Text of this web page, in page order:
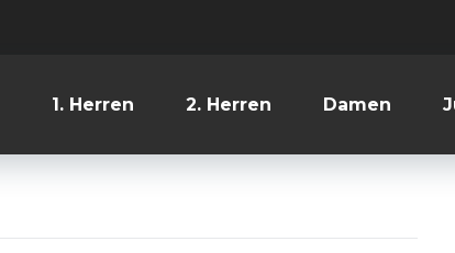
1. Herren 2. Herren Damen